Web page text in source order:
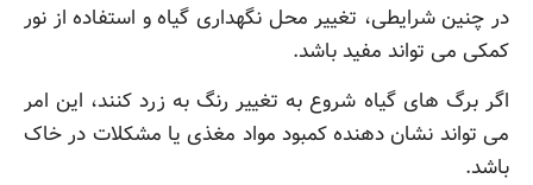
در چنین شرایطی، تغییر محل نگهداری گیاه و استفاده از نور
کمکی می تواند مفید باشد.
اگر برگ های گیاه شروع به تغییر رنگ به زرد کنند، این امر
می تواند نشان دهنده کمبود مواد مغذی یا مشکلات در خاک
باشد.